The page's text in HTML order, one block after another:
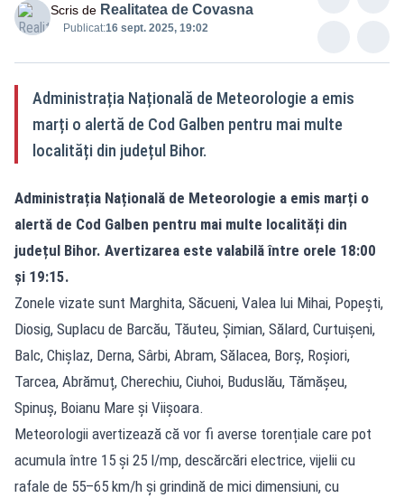
Scris de Realitatea de Covasna
Publicat:16 sept. 2025, 19:02
Administrația Națională de Meteorologie a emis
marți o alertă de Cod Galben pentru mai multe
localități din județul Bihor.
Administrația Națională de Meteorologie a emis marți o
alertă de Cod Galben pentru mai multe localități din
județul Bihor. Avertizarea este valabilă între orele 18:00
și 19:15.
Zonele vizate sunt Marghita, Săcueni, Valea lui Mihai, Popești,
Diosig, Suplacu de Barcău, Tăuteu, Șimian, Sălard, Curtuișeni,
Balc, Chișlaz, Derna, Sârbi, Abram, Sălacea, Borș, Roșiori,
Tarcea, Abrămuț, Cherechiu, Ciuhoi, Buduslău, Tămășeu,
Spinuș, Boianu Mare și Viișoara.
Meteorologii avertizează că vor fi averse torențiale care pot
acumula între 15 și 25 l/mp, descărcări electrice, vijelii cu
rafale de 55–65 km/h și grindină de mici dimensiuni, cu